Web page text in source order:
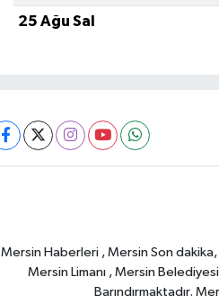
25 Ağu Sal
Mersin Haberleri , Mersin Son
Mersin Limanı , Mersin
Barındırmaktadır.